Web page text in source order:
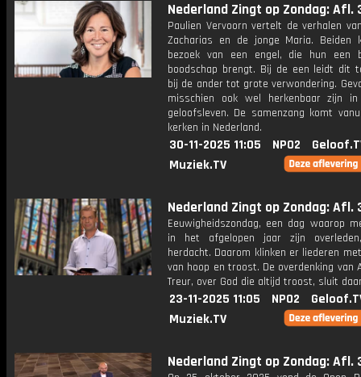
Nederland Zingt op Zondag: Afl.
Paulien Vervoorn vertelt de verhalen
Zacharias en de jonge Maria. Beiden
bezoek van een engel, die hun een
boodschap brengt. Bij de een leidt dit
bij de ander tot grote verwondering.
misschien ook wel herkenbaar zijn
geloofsleven. De samenzang komt
kerken in Nederland.
30-11-2025 11:05 NPO2
Muziek.TV
Nederland Zingt op Zondag: Afl.
Eeuwigheidszondag, een dag waarop
in het afgelopen jaar zijn
herdacht. Daarom klinken er liederen
van hoop en troost. De overdenking van
Treur, over God die altijd troost, sluit
23-11-2025 11:05 NPO2
Muziek.TV
Nederland Zingt op Zondag: Afl.